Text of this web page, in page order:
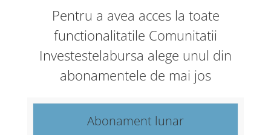
Pentru a avea acces la toate
functionalitatile Comunitatii
Investestelabursa alege unul din
abonamentele de mai jos
Abonament lunar